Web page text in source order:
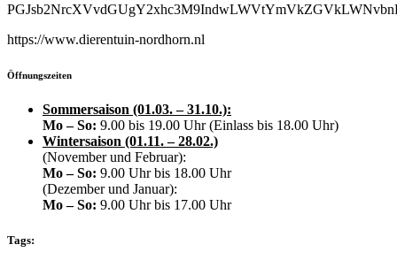
https://www.dierentuin-nordhorn.nl
Öffnungszeiten
Sommersaison (01.03. – 31.10.):
Mo – So: 9.00 bis 19.00 Uhr (Einlass bis 18.00 Uhr)
Wintersaison (01.11. – 28.02.)
(November und Februar):
Mo – So: 9.00 Uhr bis 18.00 Uhr
(Dezember und Januar):
Mo – So: 9.00 Uhr bis 17.00 Uhr
Tags: